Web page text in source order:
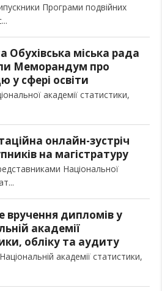
Програми подвійних
Обухівська міська рада
Меморандум про
у сфері освіти
академії статистики,
онлайн-зустріч
на магістратуру
Національної
вручення дипломів у
академії
обліку та аудиту
академії статистики,